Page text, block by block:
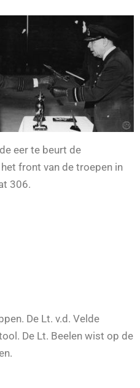
eer te beurt de
front van de troepen in
306.
De Lt. v.d. Velde
De Lt. Beelen wist op de